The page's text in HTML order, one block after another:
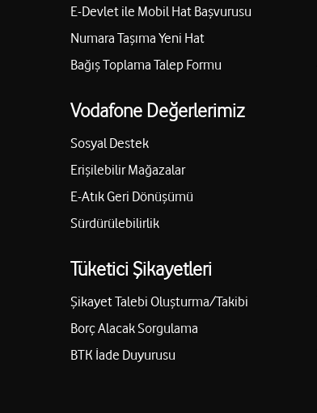
E-Devlet ile Mobil Hat Başvurusu
Numara Taşıma Yeni Hat
Bağış Toplama Talep Formu
Vodafone Değerlerimiz
Sosyal Destek
Erişilebilir Mağazalar
E-Atık Geri Dönüşümü
Sürdürülebilirlik
Tüketici Şikayetleri
Şikayet Talebi Oluşturma/Takibi
Borç Alacak Sorgulama
BTK İade Duyurusu